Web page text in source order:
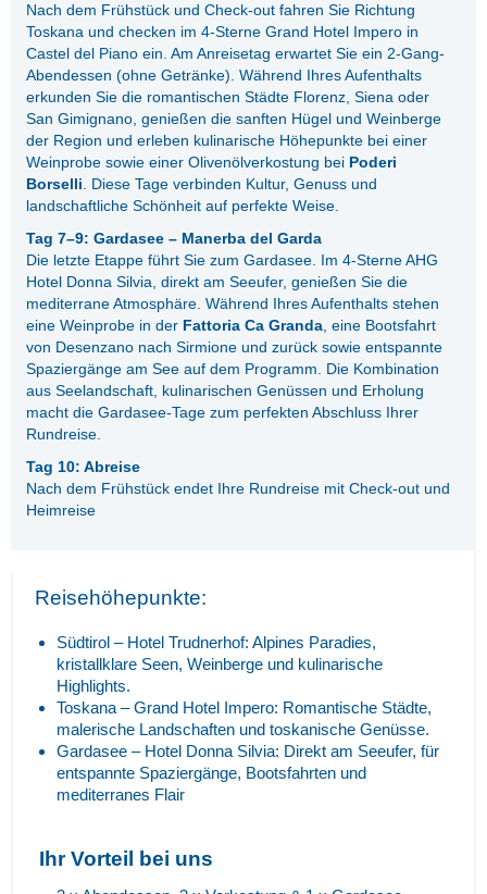
Nach dem Frühstück und Check-out fahren Sie Richtung
Toskana und checken im 4-Sterne Grand Hotel Impero in
Castel del Piano ein. Am Anreisetag erwartet Sie ein 2-Gang-
Abendessen (ohne Getränke). Während Ihres Aufenthalts
erkunden Sie die romantischen Städte Florenz, Siena oder
San Gimignano, genießen die sanften Hügel und Weinberge
der Region und erleben kulinarische Höhepunkte bei einer
Weinprobe sowie einer Olivenölverkostung bei Poderi
Borselli. Diese Tage verbinden Kultur, Genuss und
landschaftliche Schönheit auf perfekte Weise.
Tag 7–9: Gardasee – Manerba del Garda
Die letzte Etappe führt Sie zum Gardasee. Im 4-Sterne AHG
Hotel Donna Silvia, direkt am Seeufer, genießen Sie die
mediterrane Atmosphäre. Während Ihres Aufenthalts stehen
eine Weinprobe in der Fattoria Ca Granda, eine Bootsfahrt
von Desenzano nach Sirmione und zurück sowie entspannte
Spaziergänge am See auf dem Programm. Die Kombination
aus Seelandschaft, kulinarischen Genüssen und Erholung
macht die Gardasee-Tage zum perfekten Abschluss Ihrer
Rundreise.
Tag 10: Abreise
Nach dem Frühstück endet Ihre Rundreise mit Check-out und
Heimreise
Reisehöhepunkte:
Südtirol – Hotel Trudnerhof: Alpines Paradies,
kristallklare Seen, Weinberge und kulinarische
Highlights.
Toskana – Grand Hotel Impero: Romantische Städte,
malerische Landschaften und toskanische Genüsse.
Gardasee – Hotel Donna Silvia: Direkt am Seeufer, für
entspannte Spaziergänge, Bootsfahrten und
mediterranes Flair
Ihr Vorteil bei uns